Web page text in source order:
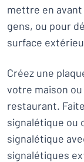
mettre en
gens, ou pour
surface
Créez une
votre maison
restaurant.
signalétique ou
signalétique
signalétiques